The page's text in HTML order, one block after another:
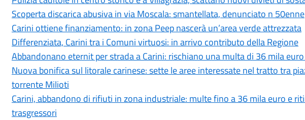
Scoperta discarica abusiva in via Moscala: smantellata, denunciato n 50enne
Carini ottiene finanziamento: in zona Peep nascerà un’area verde attrezzata
Differenziata, Carini tra i Comuni virtuosi: in arrivo contributo della Regione
Abbandonano eternit per strada a Carini: rischiano una multa di 36 mila
Nuova bonifica sul litorale carinese: sette le aree interessate nel tratto tra
torrente Milioti
Carini, abbandono di rifiuti in zona industriale: multe fino a 36 mila euro e
trasgressori